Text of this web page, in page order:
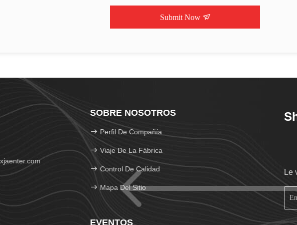
Submit Now
SOBRE NOSOTROS
Perfil De Compañía
Viaje De La Fábrica
Control De Calidad
Mapa Del Sitio
EVENTOS
Le